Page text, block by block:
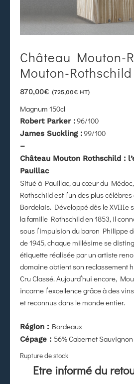
Château Mouton-
Mouton-
870,00€ (725,00€ HT)
Magnum 150cl
Robert Parker :96/100
James Suckling :99/100
–
Château Mouton Rothschild :
Pauillac
Situé à Pauillac, au cœur du
Rothschild est l’un des plus
Bordelais. Développé dès le XVIIIe
la famille Rothschild en 1853, il
sous l’impulsion du baron Philippe
de 1945, chaque millésime se
étiquette réalisée par un artiste
domaine obtient son reclassement
Cru Classé. Aujourd’hui encore,
incarne l’excellence grâce à des
et reconnus dans le monde entier.
Région : Bordeaux
Cépage : 56% Cabernet
Rupture de stock
Etre informé du